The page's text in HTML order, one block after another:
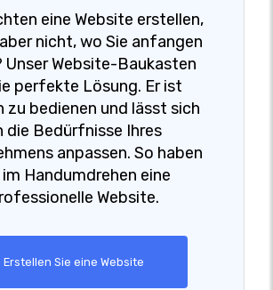
eine Website erstellen,
nicht, wo Sie anfangen
Unser Website-Baukasten
perfekte Lösung. Er ist
zu bedienen und lässt sich
die Bedürfnisse Ihres
anpassen. So haben
im Handumdrehen eine
Website.
Erstellen Sie eine Website